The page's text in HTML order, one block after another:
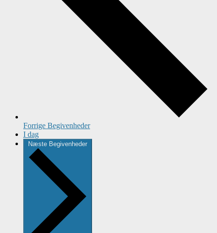
Forrige Begivenheder
I dag
Næste Begivenheder